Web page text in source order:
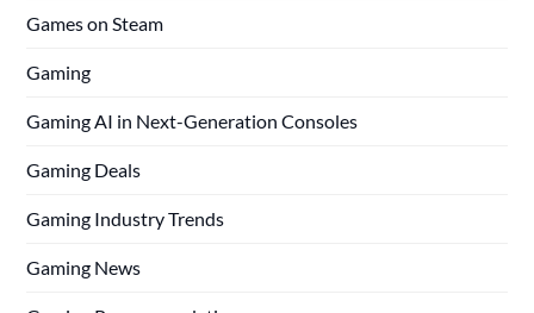
Games on Steam
Gaming
Gaming AI in Next-Generation Consoles
Gaming Deals
Gaming Industry Trends
Gaming News